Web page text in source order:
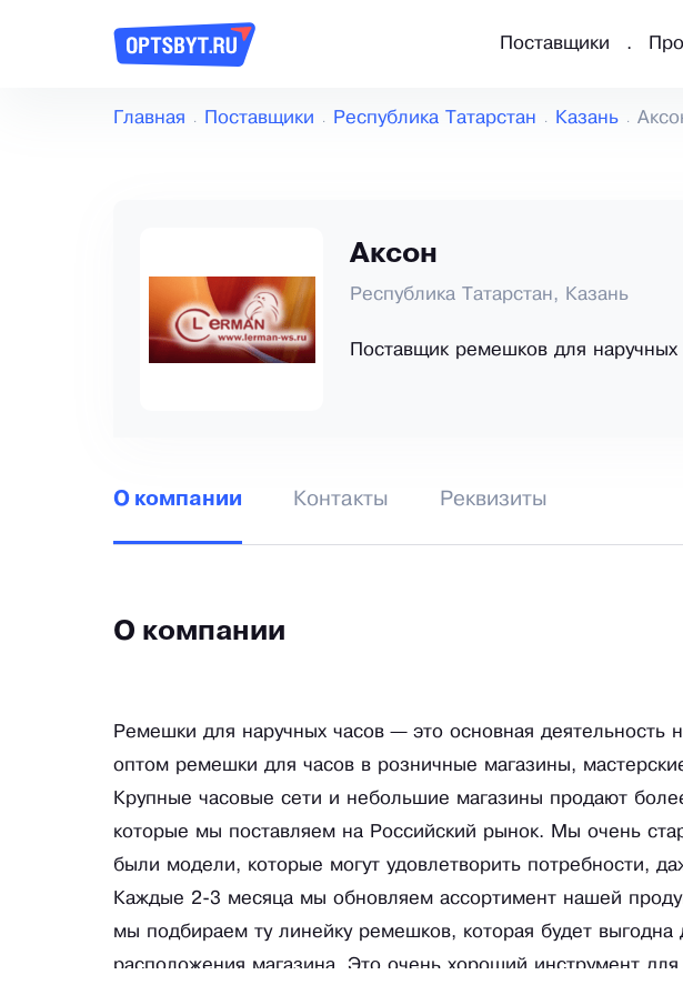
Поставщики
Главная Поставщики Республика Татарстан Казань
Аксон
Республика Татарстан, Казань
Поставщик ремешков для наручных
О компании Контакты Реквизиты
О компании
Ремешки для наручных часов — это основная
оптом ремешки для часов в розничные магазины,
Крупные часовые сети и небольшие магазины продают
которые мы поставляем на Российский рынок. Мы очень
были модели, которые могут удовлетворить потребности,
Каждые 2-3 месяца мы обновляем ассортимент нашей
мы подбираем ту линейку ремешков, которая будет выгодна
расположения магазина. Это очень хороший инструмент